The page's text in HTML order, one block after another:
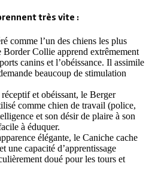
très vite :
comme l’un des chiens les plus
Border Collie apprend extrêmement
canins et l’obéissance. Il assimile
beaucoup de stimulation
réceptif et obéissant, le Berger
comme chien de travail (police,
et son désir de plaire à son
à éduquer.
élégante, le Caniche cache
une capacité d’apprentissage
doué pour les tours et